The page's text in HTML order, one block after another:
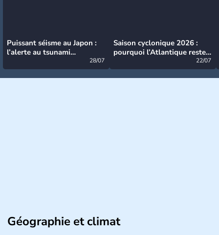
Puissant séisme au Japon :
l’alerte au tsunami
28/07
Saison cyclonique 2026 :
pourquoi l’Atlantique reste
22/07
Géographie et climat